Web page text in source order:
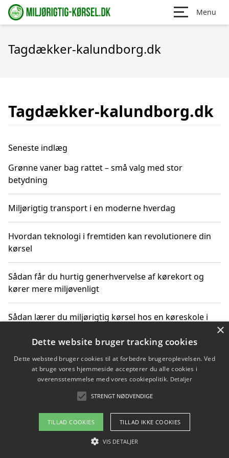
Menu
Tagdækker-kalundborg.dk
Tagdækker-kalundborg.dk
Seneste indlæg
Grønne vaner bag rattet – små valg med stor
betydning
Miljørigtig transport i en moderne hverdag
Hvordan teknologi i fremtiden kan revolutionere din
kørsel
Sådan får du hurtig generhvervelse af kørekort og
kører mere miljøvenligt
Sådan lærer du miljørigtig kørsel hos en køreskole i
Copyright 2026 - Pilanto Aps
Om / kontakt
×
Dette website bruger tracking cookies
Dette websted bruger cookies til at forbedre brugeroplevelsen. Ved
at bruge vores hjemmeside accepterer du alle cookies i
overensstemmelse med vores cookiepolitik. Detaljer
STRENGT NØDVENDIGE
TILLAD COOKIES TILLAD IKKE COOKIES
VIS DETALJER